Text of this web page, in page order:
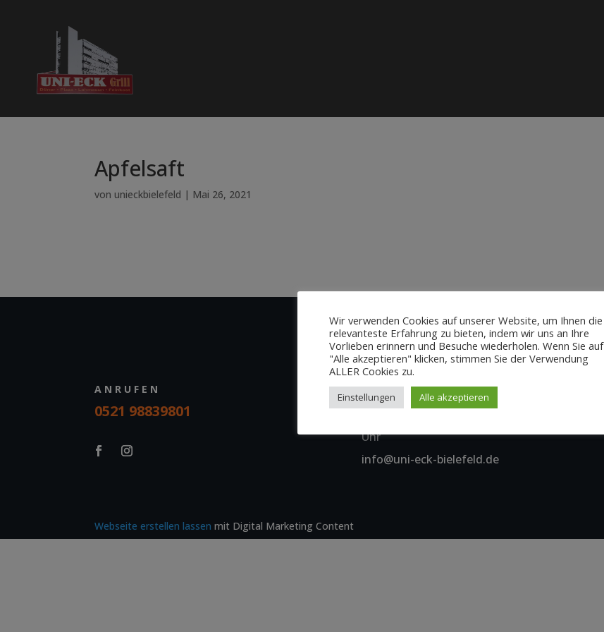
Apfelsaft
von unieckbielefeld | Mai 26, 2021
ANRUFEN
0521 98839801
ÖFFNUNGSZEITEN
Montags bis Sonntags, 10:00 bis 22:00
Uhr
info@uni-eck-bielefeld.de
Webseite erstellen lassen mit Digital Marketing Content
Wir verwenden Cookies auf unserer Website, um Ihnen die
relevanteste Erfahrung zu bieten, indem wir uns an Ihre
Vorlieben erinnern und Besuche wiederholen. Wenn Sie auf
"Alle akzeptieren" klicken, stimmen Sie der Verwendung
ALLER Cookies zu.
Einstellungen Alle akzeptieren